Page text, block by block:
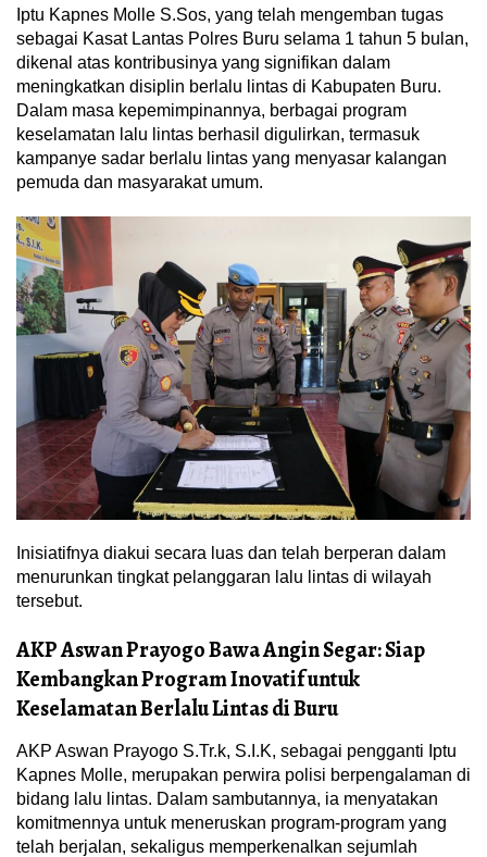
Iptu Kapnes Molle S.Sos, yang telah mengemban tugas
sebagai Kasat Lantas Polres Buru selama 1 tahun 5 bulan,
dikenal atas kontribusinya yang signifikan dalam
meningkatkan disiplin berlalu lintas di Kabupaten Buru.
Dalam masa kepemimpinannya, berbagai program
keselamatan lalu lintas berhasil digulirkan, termasuk
kampanye sadar berlalu lintas yang menyasar kalangan
pemuda dan masyarakat umum.
Inisiatifnya diakui secara luas dan telah berperan dalam
menurunkan tingkat pelanggaran lalu lintas di wilayah
tersebut.
AKP Aswan Prayogo Bawa Angin Segar: Siap
Kembangkan Program Inovatif untuk
Keselamatan Berlalu Lintas di Buru
AKP Aswan Prayogo S.Tr.k, S.I.K, sebagai pengganti Iptu
Kapnes Molle, merupakan perwira polisi berpengalaman di
bidang lalu lintas. Dalam sambutannya, ia menyatakan
komitmennya untuk meneruskan program-program yang
telah berjalan, sekaligus memperkenalkan sejumlah